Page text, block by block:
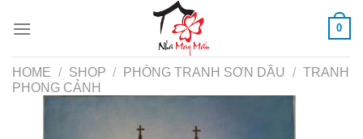
0
HOME / SHOP / PHÒNG TRANH SƠN DẦU / TRANH
PHONG CẢNH